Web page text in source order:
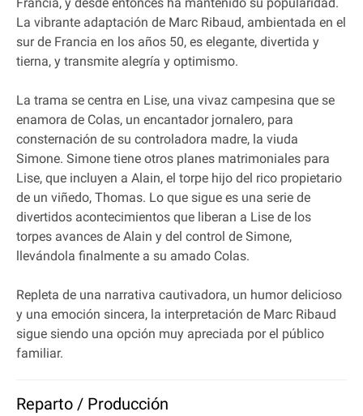
La vibrante adaptación de Marc Ribaud, ambientada en el
sur de Francia en los años 50, es elegante, divertida y
tierna, y transmite alegría y optimismo.
La trama se centra en Lise, una vivaz campesina que se
enamora de Colas, un encantador jornalero, para
consternación de su controladora madre, la viuda
Simone. Simone tiene otros planes matrimoniales para
Lise, que incluyen a Alain, el torpe hijo del rico propietario
de un viñedo, Thomas. Lo que sigue es una serie de
divertidos acontecimientos que liberan a Lise de los
torpes avances de Alain y del control de Simone,
llevándola finalmente a su amado Colas.
Repleta de una narrativa cautivadora, un humor delicioso
y una emoción sincera, la interpretación de Marc Ribaud
sigue siendo una opción muy apreciada por el público
familiar.
Reparto / Producción